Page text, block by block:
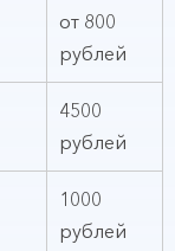
от 800
рублей
4500
рублей
1000
рублей